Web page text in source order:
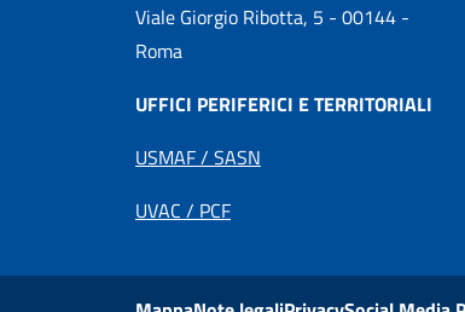
Viale Giorgio Ribotta, 5 - 00144 -
Roma
UFFICI PERIFERICI E TERRITORIALI
USMAF / SASN
UVAC / PCF